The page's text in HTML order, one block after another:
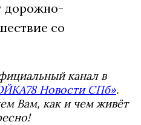
дорожно-
со
канал в
Новости СПб».
Вам, как и чем живёт